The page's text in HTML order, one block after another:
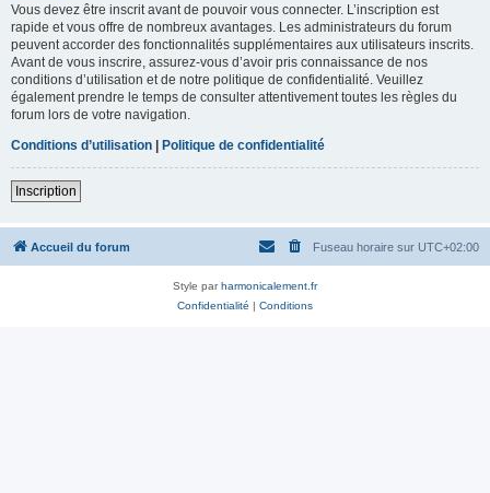
Vous devez être inscrit avant de pouvoir vous connecter. L’inscription est
rapide et vous offre de nombreux avantages. Les administrateurs du forum
peuvent accorder des fonctionnalités supplémentaires aux utilisateurs inscrits.
Avant de vous inscrire, assurez-vous d’avoir pris connaissance de nos
conditions d’utilisation et de notre politique de confidentialité. Veuillez
également prendre le temps de consulter attentivement toutes les règles du
forum lors de votre navigation.
Conditions d’utilisation | Politique de confidentialité
Inscription
Accueil du forum Fuseau horaire sur UTC+02:00
Style parharmonicalement.fr
Confidentialité | Conditions